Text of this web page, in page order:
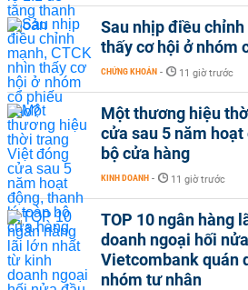
Sau nhịp điều
thấy cơ hội ở nhóm
CHỨNG KHOÁN - 11 giờ trước
Một thương hiệu
cửa sau 5 năm
bộ cửa hàng
KINH DOANH - 11 giờ trước
TOP 10 ngân hàng
doanh ngoại hối
Vietcombank quán
nhóm tư nhân